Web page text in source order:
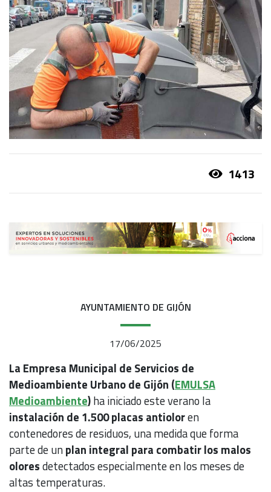
1413
AYUNTAMIENTO DE GIJÓN
17/06/2025
La Empresa Municipal de Servicios de
Medioambiente Urbano de Gijón (EMULSA
Medioambiente)ha iniciado este verano la
instalación de 1.500 placas antioloren
contenedores de residuos, una medida que forma
parte de unplan integral para combatir los malos
oloresdetectados especialmente en los meses de
altas temperaturas.